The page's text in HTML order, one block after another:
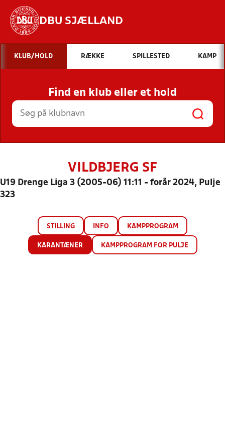
DBU SJÆLLAND
Hvad vil du søge efter?
INDHOLD OG NYHEDER
STILLINGER, RESULTATER, KLUBBER OG
HOLD
KLUB/HOLD RÆKKE SPILLESTED KAMP
Find en klub eller et hold
VILDBJERG SF
U19 Drenge Liga 3 (2005-06) 11:11 - forår 2024, Pulje
323
STILLING INFO KAMPPROGRAM
KARANTÆNER KAMPPROGRAM FOR PULJE